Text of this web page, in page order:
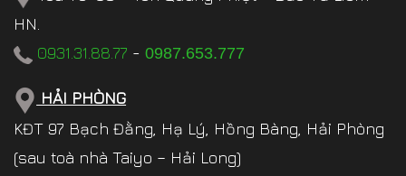
HN.
0931.31.88.77 - 0987.653.777
HẢI PHÒNG
KĐT 97 Bạch Đằng, Hạ Lý, Hồng Bàng, Hải Phòng
(sau toà nhà Taiyo – Hải Long)